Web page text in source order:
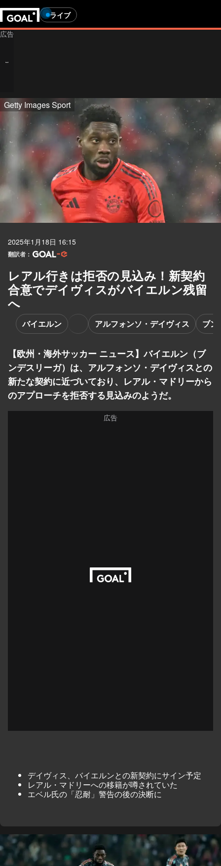
ライブ
Getty Images Sport
2025年1月18日 16:15
翻訳者：
レアル行きは拒否の見込み！新契約
合意でデイヴィスがバイエルン残留
へ
バイエルン アルフォンソ・デイヴィス ブン
【欧州・海外サッカー ニュース】バイエルン（ブ
ンデスリーガ）は、アルフォンソ・デイヴィスとの
新たな契約に近づいており、レアル・マドリーから
のアプローチを拒否する見込みのようだ。
デイヴィス、バイエルンとの新契約にサイン予定
レアル・マドリーへの移籍が噂されていた
エベル氏の「忍耐」警告の後の決断に